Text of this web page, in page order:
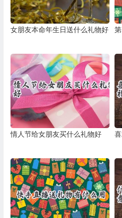
女朋友本命年生日送什么礼物好
情人节给女朋友买什么礼物好